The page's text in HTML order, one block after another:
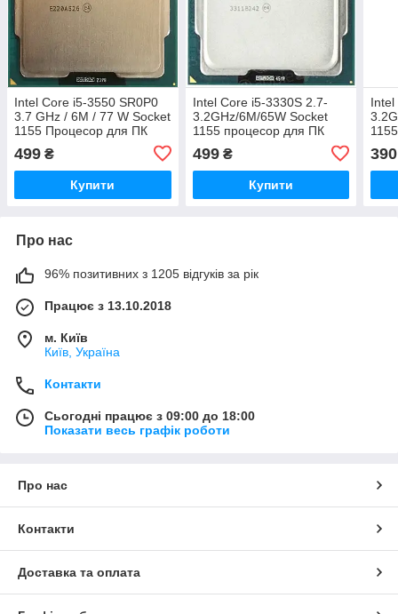
Intel Core i5-3550 SR0P0
3.7 GHz / 6M / 77 W Socket
1155 Процесор для ПК
499 ₴
Купити
Intel Core i5-3330S 2.7-
3.2GHz/6M/65W Socket
1155 процесор для ПК
499₴
Купити
Intel
390
Про нас
96% позитивних з 1205 відгуків за рік
Працює з 13.10.2018
м. Київ
Київ, Україна
Контакти
Сьогодні працює з 09:00 до 18:00
Показати весь графік роботи
Про нас
Контакти
Доставка та оплата